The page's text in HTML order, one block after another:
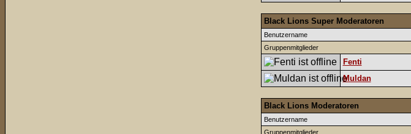
Black Lions Super Moderatoren
Benutzername
Gruppenmitglieder
Fenti
Muldan
Black Lions Moderatoren
Benutzername
Gruppenmitglieder